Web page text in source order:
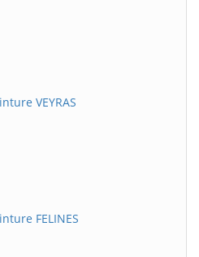
VEYRAS
FELINES